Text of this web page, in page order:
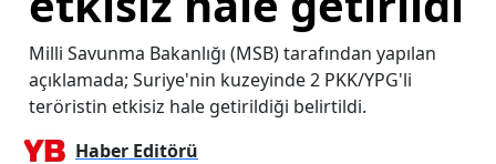
Milli Savunma Bakanlığı (MSB) tarafından yapılan
açıklamada; Suriye'nin kuzeyinde 2 PKK/YPG'li
teröristin etkisiz hale getirildiği belirtildi.
Haber Editörü